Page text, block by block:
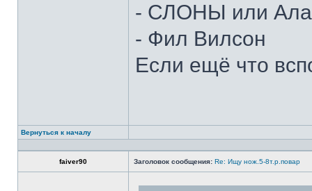
- СЛОНЫ или
- Фил Вилсон
Если ещё что
Вернуться к началу
faiver90 Заголовок сообщения: Re: Ищу нож.5-8т.р.повар